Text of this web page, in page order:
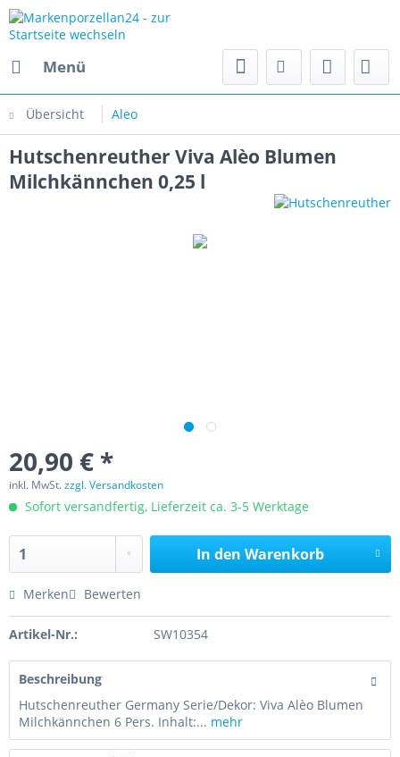
Menü
Übersicht Aleo
Hutschenreuther Viva Alèo Blumen
Milchkännchen 0,25 l
20,90 € *
inkl. MwSt.zzgl. Versandkosten
Sofort versandfertig, Lieferzeit ca. 3-5 Werktage
In den Warenkorb
Merken Bewerten
Artikel-Nr.: SW10354
Beschreibung
Hutschenreuther Germany Serie/Dekor: Viva Alèo Blumen
Milchkännchen 6 Pers. Inhalt:... mehr